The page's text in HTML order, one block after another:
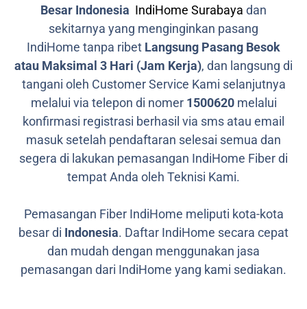
Besar Indonesia IndiHome Surabaya dan
sekitarnya yang menginginkan pasang
IndiHome tanpa ribet Langsung Pasang Besok
atau Maksimal 3 Hari (Jam Kerja), dan langsung di
tangani oleh Customer Service Kami selanjutnya
melalui via telepon di nomer 1500620melalui
konfirmasi registrasi berhasil via sms atau email
masuk setelah pendaftaran selesai semua dan
segera di lakukan pemasangan IndiHome Fiber di
tempat Anda oleh Teknisi Kami.
Pemasangan Fiber IndiHome meliputi kota-kota
besar di Indonesia. Daftar IndiHome secara cepat
dan mudah dengan menggunakan jasa
pemasangan dari IndiHome yang kami sediakan.